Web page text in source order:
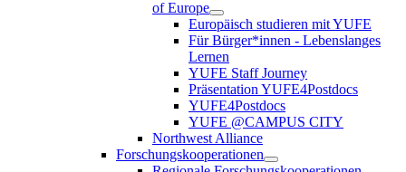
of Europe
Europäisch studieren mit YUFE
Für Bürger*innen - Lebenslanges
Lernen
YUFE Staff Journey
Präsentation YUFE4Postdocs
YUFE4Postdocs
YUFE @CAMPUS CITY
Northwest Alliance
Forschungskooperationen